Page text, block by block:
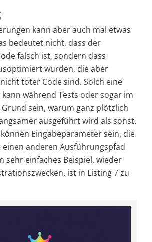
kann aber auch mal etwas
bedeutet nicht, dass der
falsch ist, sondern dass
wurden, die aber
toter Code sind. Solch eine
während Tests oder sogar im
sein, warum ganz plötzlich
ausgeführt wird als sonst.
Eingabeparameter sein, die
anderen Ausführungspfad
sehr einfaches Beispiel, wieder
ist in Listing 7 zu